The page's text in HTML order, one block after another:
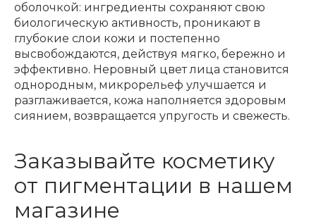
оболочкой: ингредиенты сохраняют свою
биологическую активность, проникают в
глубокие слои кожи и постепенно
высвобождаются, действуя мягко, бережно и
эффективно. Неровный цвет лица становится
однородным, микрорельеф улучшается и
разглаживается, кожа наполняется здоровым
сиянием, возвращается упругость и свежесть.
Заказывайте косметику
от пигментации в нашем
магазине